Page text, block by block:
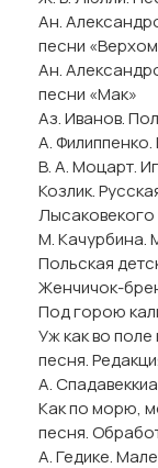
Ан.
песни
Ан.
песни «Мак»
Аз. Иванов.
А.
В. А. Моцарт.
Козлик.
Лысаковекого
М. Качурбина.
Польская
Женчичок-
Под горою
Уж как во
песня.
А.
Как по морю,
песня.
А. Гедике.